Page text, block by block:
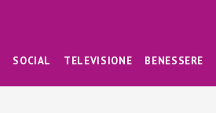
SOCIAL TELEVISIONE BENESSERE